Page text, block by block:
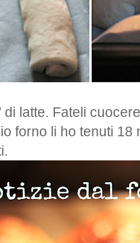
latte. Fateli
forno li ho tenuti